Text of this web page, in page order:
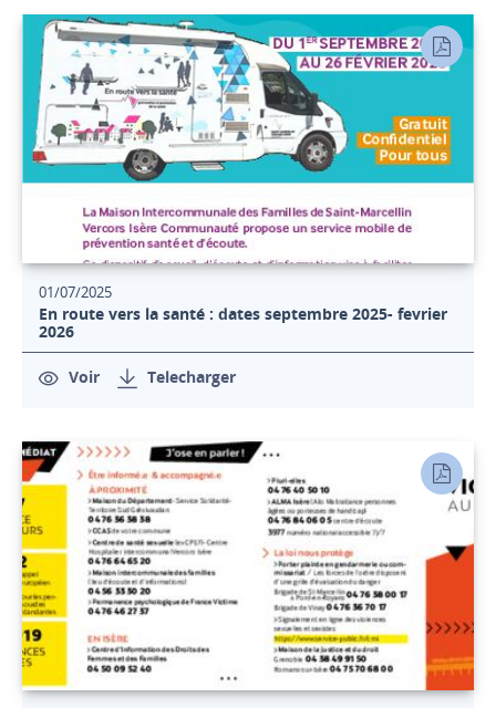
01/07/2025
En route vers la santé : dates septembre 2025- fevrier
2026
Voir Telecharger